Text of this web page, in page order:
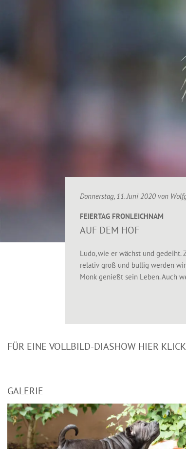
Donnerstag, 11. Juni 2020 von
FEIERTAG FRONLEICHNAM
AUF DEM HOF
Ludo, wie er wächst und gedeiht.
relativ groß und bullig werden
Monk genießt sein Leben. Auch
FÜR EINE VOLLBILD-DIASHOW HIER
GALERIE